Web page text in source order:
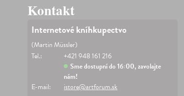
Kontakt
Internetové kníhkupectvo
(Martin Müssler)
Tel.:
+421 948 161 216
Sme dostupní do 16:00, zavolajte
nám!
E-mail:
istore@artforum.sk